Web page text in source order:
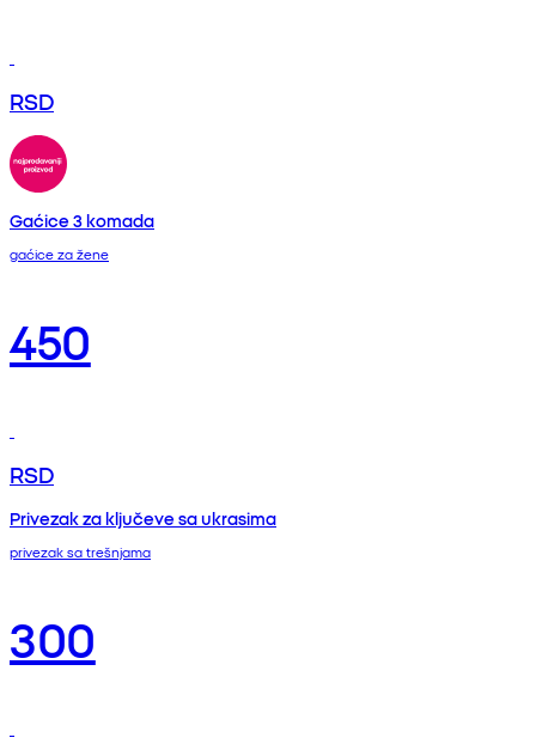
RSD
Gaćice 3 komada
gaćice za žene
450
RSD
Privezak za ključeve sa ukrasima
privezak sa trešnjama
300